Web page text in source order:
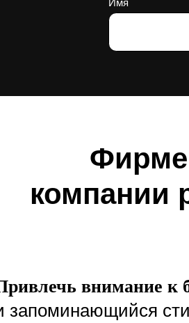
компании
внимание к
запоминающийся